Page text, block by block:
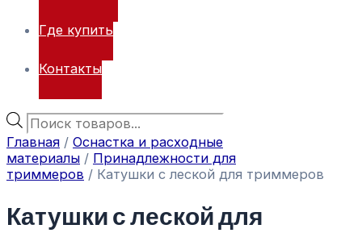
Где купить
Контакты
Главная / Оснастка и расходные
материалы / Принадлежности для
триммеров / Катушки с леской для триммеров
Катушки с леской для